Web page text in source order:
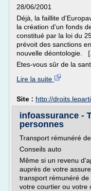
28/06/2001
Déjà, la faillite
la création d'un fonds
constitué par la loi du
prévoit des sanctions
nouvelle déontologie.
Etes-vous sûr de la
Lire la suite
Site : http://
infoassurance -
personnes
Transport rémunéré
Conseils auto
Même si un revenu
auprès de votre
transport rémunéré
votre courtier ou votre